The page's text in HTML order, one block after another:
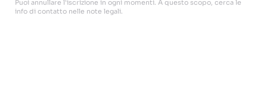
Puoi annullare l'iscrizione in ogni momenti. A questo scopo, cerca le
info di contatto nelle note legali.